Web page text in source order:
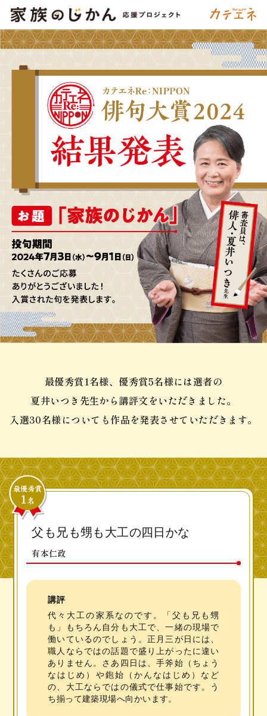
最優秀賞1名様、優秀賞5名様には選者の
夏井いつき先生から講評文をいただきました。
入選30名様についても作品を発表させていただきます。
父も兄も甥も大工の四日かな
有本仁政
講評
代々大工の家系なのです。「父も兄も甥
も」もちろん自分も大工で、一緒の現場で
働いているのでしょう。正月三が日には、
職人ならではの話題で盛り上がったに違い
ありません。さあ四日は、手斧始（ちょう
なはじめ）や鉋始（かんなはじめ）など
の、大工ならではの儀式で仕事始です。う
ち揃って建築現場へ向かいます。